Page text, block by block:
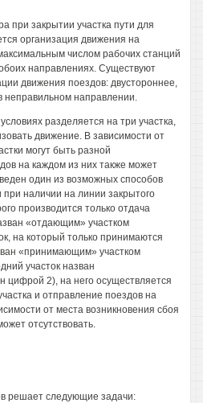
при закрытии участка пути для
организация движения на
числом рабочих станций
направлениях. Существуют
движения поездов: двустороннее,
неправильном направлении.
разделяется на три участка,
движение. В зависимости от
могут быть разной
на каждом из них также может
один из возможных способов
наличии на линии закрытого
производится только отдача
«отдающим» участком
на который только принимаются
«принимающим» участком
участок назван
цифрой 2), на него осуществляется
и отправление поездов на
от места возникновения сбоя
отсутствовать.
решает следующие задачи: